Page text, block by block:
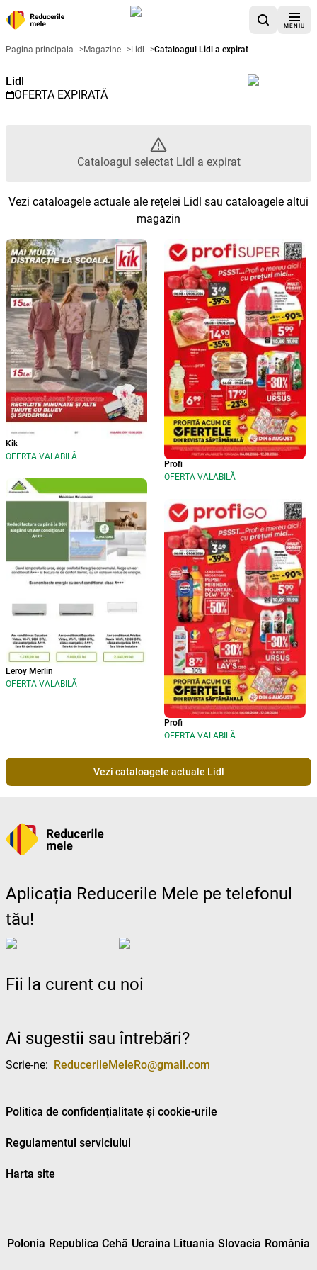
MENIU
Catalog promoțional Lidl -
Pagina principala >Magazine >Lidl >Cataloagul Lidl a expirat
Lidl
OFERTA EXPIRATĂ
Cataloagul selectat Lidl a expirat
Vezi cataloagele actuale ale rețelei Lidl sau cataloagele altui
magazin
Kik
OFERTA VALABILĂ
Leroy Merlin
OFERTA VALABILĂ
Profi
OFERTA VALABILĂ
Profi
OFERTA VALABILĂ
Vezi cataloagele actuale Lidl
Aplicația Reducerile Mele pe telefonul
tău!
Fii la curent cu noi
Ai sugestii sau întrebări?
Scrie-ne: ReducerileMeleRo@gmail.com
Politica de confidențialitate și cookie-urile
Regulamentul serviciului
Harta site
Polonia Republica Cehă Ucraina Lituania Slovacia România